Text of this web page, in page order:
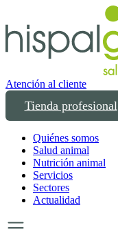
Atención al cliente
Tienda profesional
Quiénes somos
Salud animal
Nutrición animal
Servicios
Sectores
Actualidad